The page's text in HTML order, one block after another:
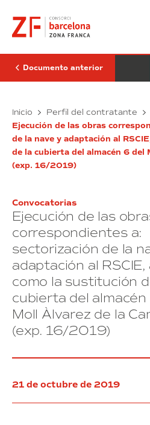
contenido
las
obras
de
de
la
edificio
sede
del
Consorci
de
la
Zona
Barcelona
(exp.
17/2019)
Documento anterior
Inicio Perfil del contratante
Ejecución de las obras
de la nave y adaptación al
de la cubierta del almacén 6 del
(exp. 16/2019)
Convocatorias
Ejecución de las
correspondientes a:
sectorización de la
adaptación al RSCIE,
como la sustitución
cubierta del almacén
Moll Àlvarez de la
(exp. 16/2019)
21 de octubre de 2019
de
las
obras
de
adecuación
instalación
fotovoltaica
en
el
edificio
sede
Consorci
de
la
Franca
Barcelona
17/2019)